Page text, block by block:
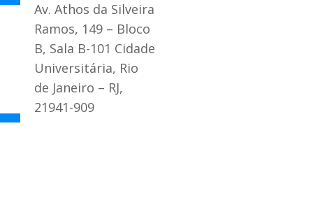
Av. Athos da Silveira
Ramos, 149 – Bloco
B, Sala B-101 Cidade
Universitária, Rio
de Janeiro – RJ,
21941-909